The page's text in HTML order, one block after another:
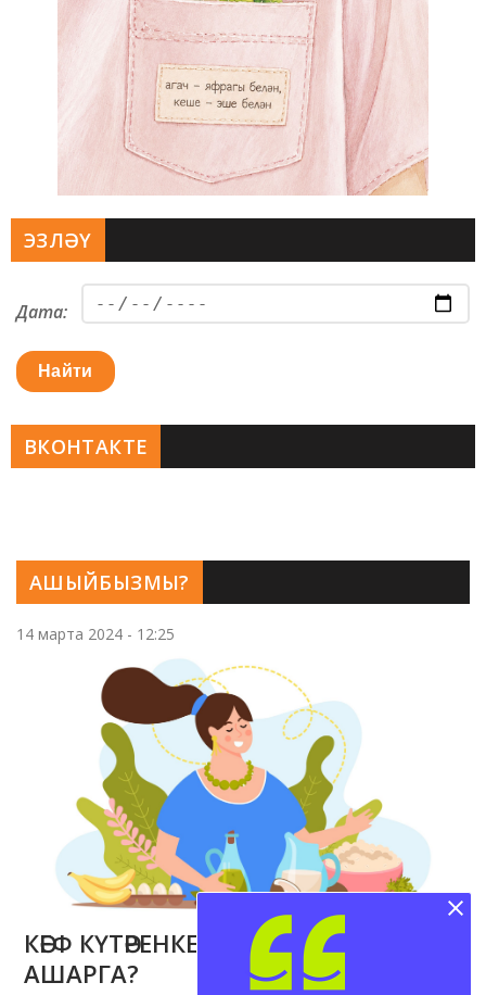
АШЫЙБЫЗМЫ?
14 марта 2024 - 12:25
КӘЕФ КҮТӘРЕНКЕЛЕГЕ ӨЧЕН НӘРСӘ
АШАРГА?
ЭЗЛӘҮ
Дата:
Найти
ВКОНТАКТЕ